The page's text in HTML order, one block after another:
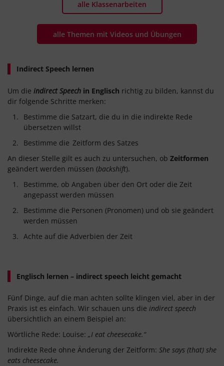
alle Klassenarbeiten
alle Themen mit Videos und Übungen
Indirect Speech lernen
Um die indirect Speech in Englisch richtig zu bilden, kannst du
dir folgende Schritte merken:
Bestimme die Satzart, die du in die indirekte Rede
übersetzen willst
Bestimme die Zeitform des Satzes
An dieser Stelle gilt es auch zu untersuchen, ob Zeitformen
geändert werden müssen (backshift).
Bestimme, ob Angaben über den Ort oder die Zeit
angepasst werden müssen
Bestimme die Personen (Pronomen) und ob sie geändert
werden müssen
Achte auf die Adverbien der Zeit
Englisch lernen – indirect speech leicht gemacht
Fünf Dinge, auf die man achten sollte klingen viel, aber in der
Praxis ist es einfach. Wir schauen uns die indirect speech
übersichtlich an einem Beispiel an:
Wörtliche Rede: Louise: „I eat cheesecake.“
Indirekte Rede ohne Änderung der Zeitform: She says (that) she
eats cheesecake.